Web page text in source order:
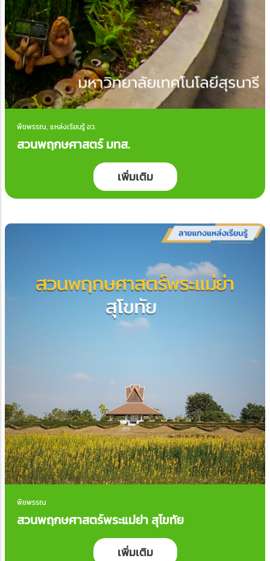
พืชพรรณ, แหล่งเรียนรู้ อว.
สวนพฤกษศาสตร์ มทส.
เพิ่มเติม
พืชพรรณ
สวนพฤกษศาสตร์พระแม่ย่า สุโขทัย
เพิ่มเติม